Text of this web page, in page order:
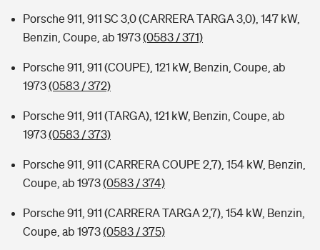
Porsche 911, 911 SC 3,0 (CARRERA TARGA 3,0), 147 kW,
Benzin, Coupe, ab 1973(0583 / 371)
Porsche 911, 911 (COUPE), 121 kW, Benzin, Coupe, ab
1973(0583 / 372)
Porsche 911, 911 (TARGA), 121 kW, Benzin, Coupe, ab
1973(0583 / 373)
Porsche 911, 911 (CARRERA COUPE 2,7), 154 kW, Benzin,
Coupe, ab 1973(0583 / 374)
Porsche 911, 911 (CARRERA TARGA 2,7), 154 kW, Benzin,
Coupe, ab 1973(0583 / 375)